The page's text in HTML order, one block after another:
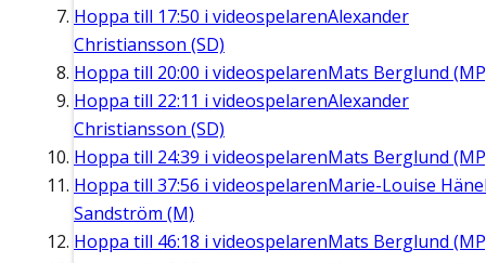
Hoppa till 17:50 i videospelarenAlexander
Christiansson (SD)
Hoppa till 20:00 i videospelarenMats Berglund
Hoppa till 22:11 i videospelarenAlexander
Christiansson (SD)
Hoppa till 24:39 i videospelarenMats Berglund
Hoppa till 37:56 i videospelarenMarie-Louise
Sandström (M)
Hoppa till 46:18 i videospelarenMats Berglund